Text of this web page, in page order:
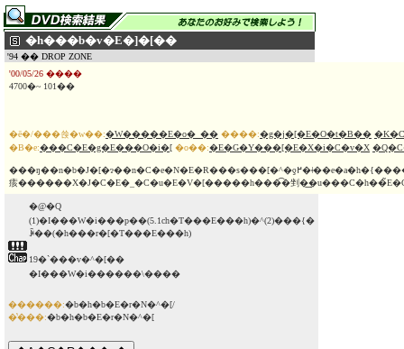
�h���b�v�E�]�[��
'94 �� DROP ZONE
'00/05/26 ����
4700�~ 101��
�ē�/���쑍�w��:�W�����E�o�_�� ����:�g�j�[�E�O�t�B��
�B�e:���C�E�g�E���O�i�[ �o��:�E�G�Y���[�E�X�i�C�v�X
���ŋ��n�b�J�[�ɂ��n�C�e�N�E�R���s���[�^�ƍ߂�ǂ��e�a�h�{�����R���r�̊����`�����T�X�y���X�E�A�N�V������n��5000�����
痎������X�J�C�E�_�C�u�E�V�[�����h���͡�剉
�@�Q
(1)�I���W�i���p��(5.1ch�T���E���h)�^(2)���{�
ꐁ��(�h���r�[�T���E���h)
19�`���v�^�[��
�I���W�i������\����
������:�b�h�b�E�r�N�^�[/
�̔���:�b�h�b�E�r�N�^�[